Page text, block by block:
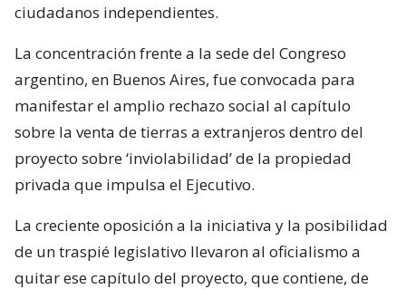
ciudadanos independientes.
La concentración frente a la sede del Congreso
argentino, en Buenos Aires, fue convocada para
manifestar el amplio rechazo social al capítulo
sobre la venta de tierras a extranjeros dentro del
proyecto sobre ‘inviolabilidad’ de la propiedad
privada que impulsa el Ejecutivo.
La creciente oposición a la iniciativa y la posibilidad
de un traspié legislativo llevaron al oficialismo a
quitar ese capítulo del proyecto, que contiene, de